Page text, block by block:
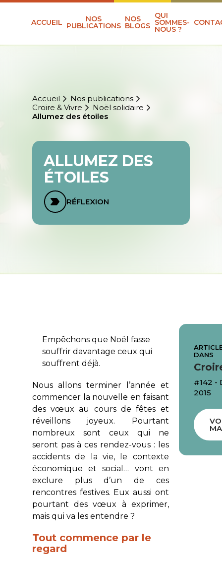
ACCUEIL NOS
PUBLICATIONS
NOS
BLOGS
QUI
SOMMES-
NOUS ?
Accueil
Nos publications
Croire & Vivre
Noël solidaire
Allumez des étoiles
ALLUMEZ DES
ÉTOILES
RÉFLEXION
Empêchons que Noël fasse
souffrir davantage ceux qui
souffrent déjà.
Nous allons terminer l’année et
commencer la nouvelle en faisant
des vœux au cours de fêtes et
réveillons joyeux. Pourtant
nombreux sont ceux qui ne
seront pas à ces rendez-vous : les
accidents de la vie, le contexte
économique et social… vont en
exclure plus d’un de ces
rencontres festives. Eux aussi ont
pourtant des vœux à exprimer,
mais qui va les entendre ?
Tout commence par le
regard
DANS
#142 -
2015